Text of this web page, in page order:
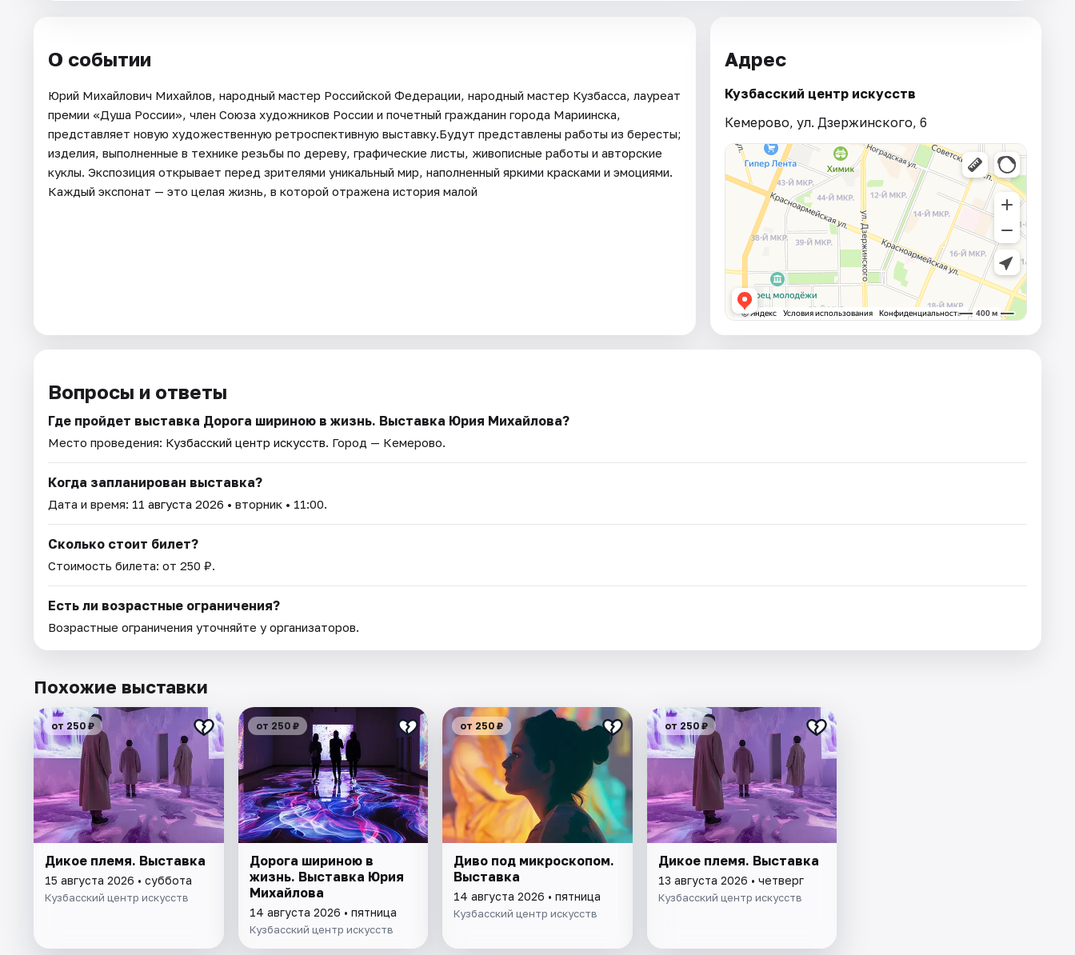
О событии
Юрий Михайлович Михайлов, народный мастер Российской Федерации, народный мастер Кузбасса, лауреат
премии «Душа России», член Союза художников России и почетный гражданин города Мариинска,
представляет новую художественную ретроспективную выставку.Будут представлены работы из бересты;
изделия, выполненные в технике резьбы по дереву, графические листы, живописные работы и авторские
куклы. Экспозиция открывает перед зрителями уникальный мир, наполненный яркими красками и эмоциями.
Каждый экспонат — это целая жизнь, в которой отражена история малой
Адрес
Кузбасский центр искусств
Кемерово, ул. Дзержинского, 6
Вопросы и ответы
Где пройдет выставка Дорога шириною в жизнь. Выставка Юрия Михайлова?
Место проведения: Кузбасский центр искусств. Город — Кемерово.
Когда запланирован выставка?
Дата и время: 11 августа 2026 • вторник • 11:00.
Сколько стоит билет?
Стоимость билета: от 250 ₽.
Есть ли возрастные ограничения?
Возрастные ограничения уточняйте у организаторов.
Похожие выставки
от 250 ₽
Дикое племя. Выставка
15 августа 2026 • суббота
Кузбасский центр искусств
от 250 ₽
Дорога шириною в
жизнь. Выставка Юрия
Михайлова
14 августа 2026 • пятница
Кузбасский центр искусств
от 250 ₽
Диво под микроскопом.
Выставка
14 августа 2026 • пятница
Кузбасский центр искусств
от 250 ₽
Дикое племя. Выставка
13 августа 2026 • четверг
Кузбасский центр искусств